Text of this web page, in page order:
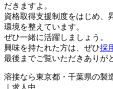
だきますよ。
資格取得支援制度をはじめ、
環境を整えています。
ぜひ一緒に活躍しましょう。
興味を持たれた方は、ぜひ採
最後までご覧いただきありが
溶接なら東京都・千葉県の製
｜求人中